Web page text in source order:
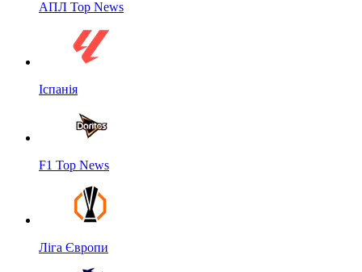
АПЛ Top News
Іспанія
F1 Top News
Ліга Європи